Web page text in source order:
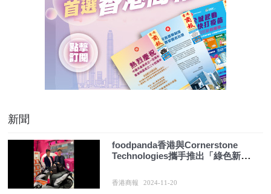
新聞
foodpanda香港與Cornerstone
Technologies攜手推出「綠色新駕
香港商報 2024-11-20